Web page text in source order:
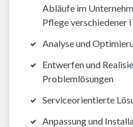
Abläufe im
Pflege verschiedener
Analyse und
Entwerfen und
Problemlösungen
Serviceorientierte
Anpassung und